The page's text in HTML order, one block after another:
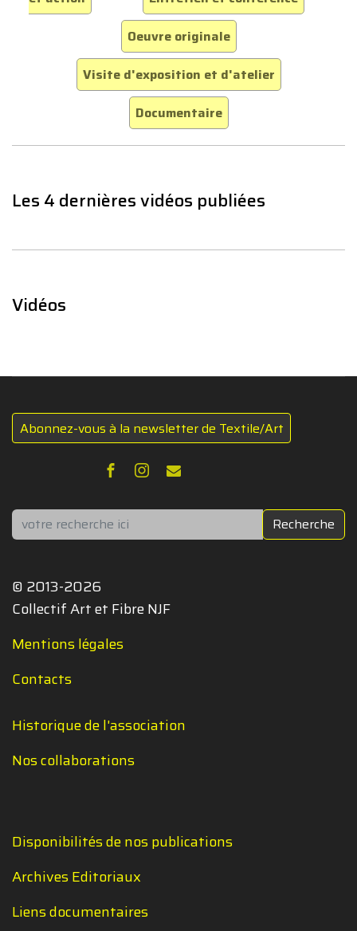
Oeuvre originale
Visite d'exposition et d'atelier
Documentaire
Les 4 dernières vidéos publiées
Vidéos
Abonnez-vous à la newsletter de Textile/Art
Rechercher Recherche
© 2013-2026
Collectif Art et Fibre NJF
Mentions légales
Contacts
Historique de l'association
Nos collaborations
Disponibilités de nos publications
Archives Editoriaux
Liens documentaires